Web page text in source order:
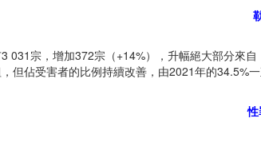
031宗，增加372宗（+14%），升幅絕大部分來
但佔受害者的比例持續改善，由2021年的34.5%